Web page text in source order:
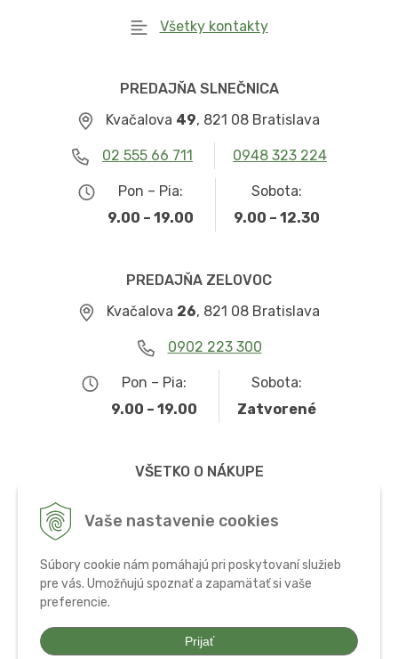
Vaše nastavenie cookies
Súbory cookie nám pomáhajú pri poskytovaní služieb
pre vás. Umožňujú spoznať a zapamätať si vaše
preferencie.
Prijať
Všetky kontakty
PREDAJŇA SLNEČNICA
Kvačalova 49, 821 08 Bratislava
02 555 66 711 0948 323 224
Pon – Pia:
9.00 – 19.00
Sobota:
9.00 – 12.30
PREDAJŇA ZELOVOC
Kvačalova 26, 821 08 Bratislava
0902 223 300
Pon – Pia:
9.00 – 19.00
Sobota:
Zatvorené
VŠETKO O NÁKUPE
Ochrana osobných údajov